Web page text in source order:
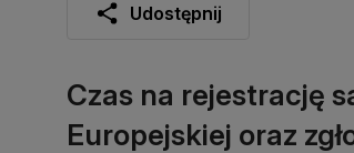
Udostępnij
Czas na rejestrację
Europejskiej oraz